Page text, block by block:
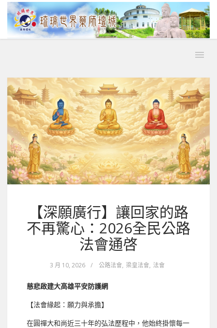
【深願廣行】讓回家的路
不再驚心：2026全民公路
法會通啓
3 月 10, 2026 / 公路法會, 梁皇法會, 法會
慈悲啟建大高雄平安防護網
【法會緣起：願力與承擔】
在圓禪大和尚近三十年的弘法歷程中，他始終掛懷每一